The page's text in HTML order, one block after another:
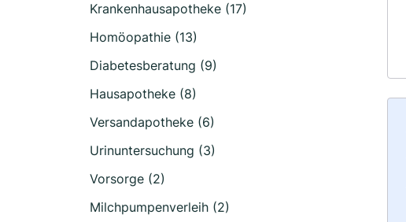
Krankenhausapotheke (17)
Homöopathie (13)
Diabetesberatung (9)
Hausapotheke (8)
Versandapotheke (6)
Urinuntersuchung (3)
Vorsorge (2)
Milchpumpenverleih (2)